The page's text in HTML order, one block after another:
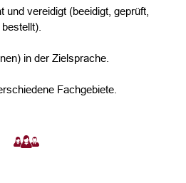
vereidigt (beeidigt, geprüft,
in der Zielsprache.
Fachgebiete.